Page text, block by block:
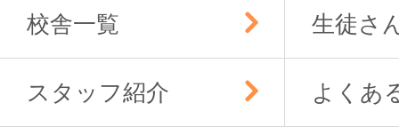
ン
校舎一覧 生徒さ
スタッフ紹介 よくあ